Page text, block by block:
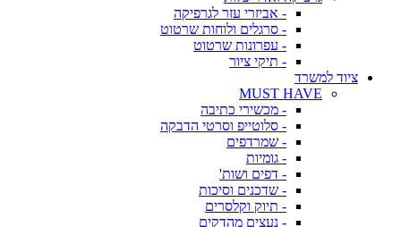
- אביזרי עזר לגרפיקה
- סרגלים ולוחות שרטוט
- עפרונות שרטוט
- תיקי ציור
ציוד למשרד
MUST HAVE
- מכשירי כתיבה
- סלוטייפ וסרטי הדבקה
- שמרדפים
- גומיות
- דפים ושות'
- שדכנים וסיכות
- תיוק וקלסרים
- נעצים מהדקים